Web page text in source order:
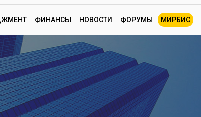
ФИНАНСЫ НОВОСТИ ФОРУМЫ МИРБИС